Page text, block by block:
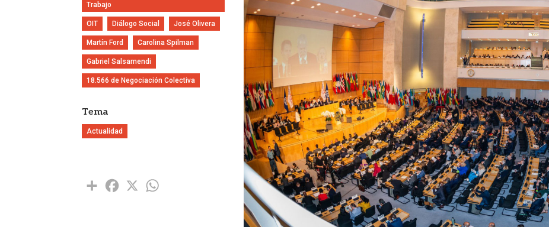
Trabajo
OIT Diálogo Social José Olivera
Martín Ford Carolina Spilman
Gabriel Salsamendi
18.566 de Negociación Colectiva
Tema
Actualidad
Share Facebook
X